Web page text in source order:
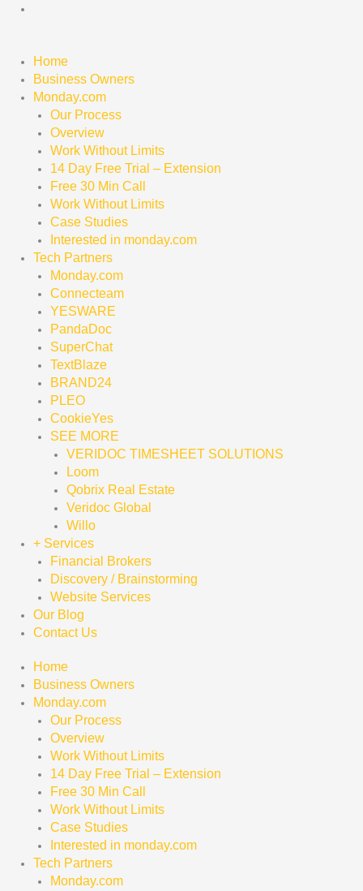
Skip
Home
Business Owners
Monday.com
Our Process
Overview
Work Without Limits
14 Day Free Trial – Extension
Free 30 Min Call
Work Without Limits
Case Studies
Interested in monday.com
Tech Partners
Monday.com
Connecteam
YESWARE
PandaDoc
SuperChat
TextBlaze
BRAND24
PLEO
CookieYes
SEE MORE
VERIDOC TIMESHEET SOLUTIONS
Loom
Qobrix Real Estate
Veridoc Global
Willo
+ Services
Financial Brokers
Discovery / Brainstorming
Website Services
Our Blog
Contact Us
Home
Business Owners
Monday.com
Our Process
Overview
Work Without Limits
14 Day Free Trial – Extension
Free 30 Min Call
Work Without Limits
Case Studies
Interested in monday.com
Tech Partners
Monday.com